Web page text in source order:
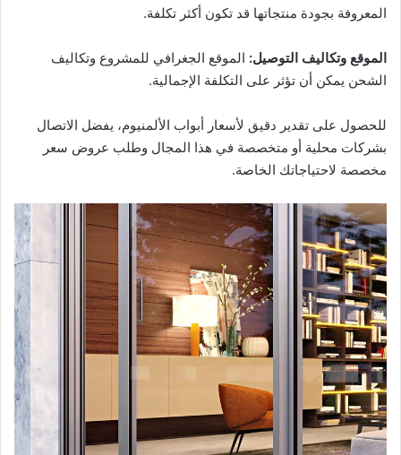
المعروفة بجودة منتجاتها قد تكون أكثر تكلفة.
الموقع وتكاليف التوصيل: الموقع الجغرافي للمشروع وتكاليف
الشحن يمكن أن تؤثر على التكلفة الإجمالية.
للحصول على تقدير دقيق لأسعار أبواب الألمنيوم، يفضل الاتصال
بشركات محلية أو متخصصة في هذا المجال وطلب عروض سعر
مخصصة لاحتياجاتك الخاصة.